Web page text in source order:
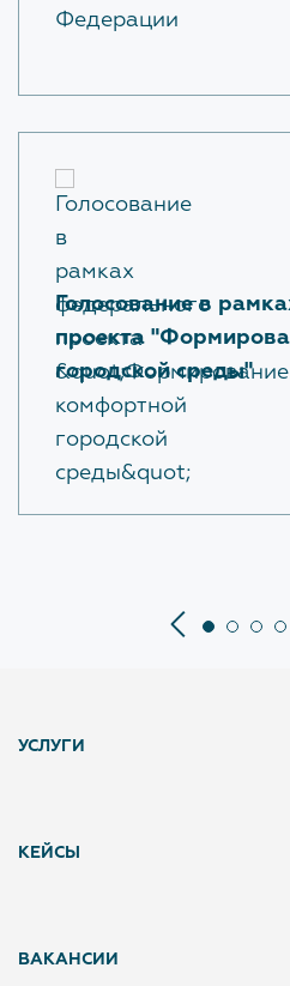
Голосование в
проекта
городской среды"
УСЛУГИ
КЕЙСЫ
ВАКАНСИИ